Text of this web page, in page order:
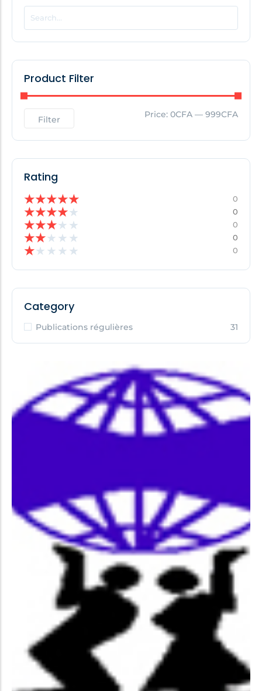
POPULAR THIS WEEK
No Posts Found!
No Posts Found!
Product Filter
Filter Price: 0CFA — 999CFA
Rating
★★★★★ 0
★★★★★ 0
★★★★ ★ 0
★★★ ★ ★ 0
★★ ★ ★ ★ 0
Category
Publications régulières 31